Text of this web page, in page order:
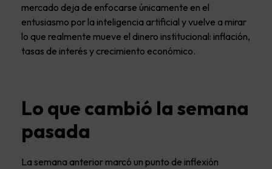
mercado deja de enfocarse únicamente en el
entusiasmo por la inteligencia artificial y vuelve a mirar
lo que realmente mueve el dinero institucional: inflación,
tasas de interés y crecimiento económico.
Lo que cambió la semana
pasada
La semana anterior marcó un punto de inflexión